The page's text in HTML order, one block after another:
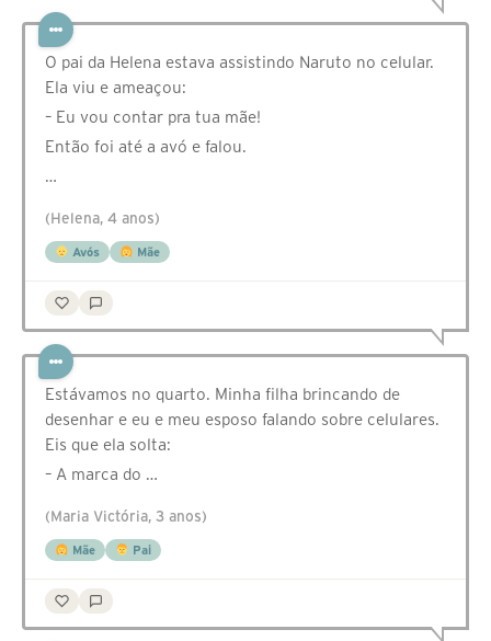
O pai da Helena estava assistindo Naruto no celular.
Ela viu e ameaçou:
– Eu vou contar pra tua mãe!
Então foi até a avó e falou.
…
(Helena, 4 anos)
Avós Mãe
Estávamos no quarto. Minha filha brincando de
desenhar e eu e meu esposo falando sobre celulares.
Eis que ela solta:
– A marca do …
(Maria Victória, 3 anos)
Mãe Pai